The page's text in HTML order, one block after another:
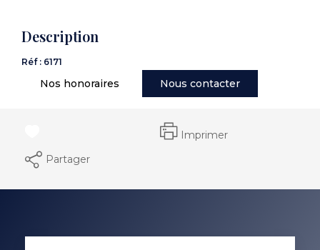
Description
Réf : 6171
Nos honoraires Nous contacter
Imprimer
Partager